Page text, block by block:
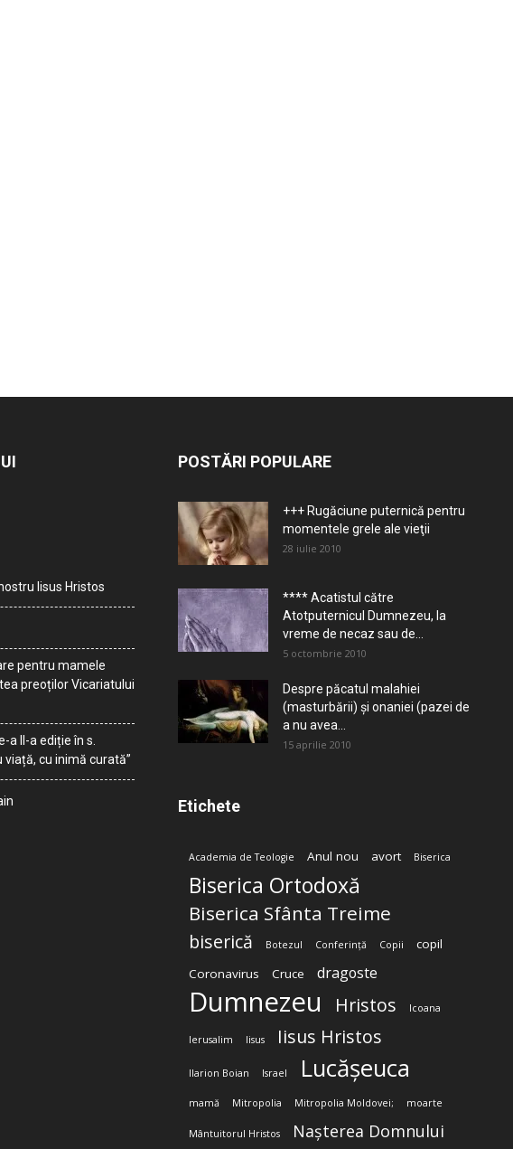
Iisus Hristos
pentru mamele
preoților Vicariatului
a II-a ediție în s.
viață, cu inimă curată”
POSTĂRI POPULARE
+++ Rugăciune puternică pentru
momentele grele ale vieţii
28 iulie 2010
**** Acatistul către
Atotputernicul Dumnezeu, la
vreme de necaz sau de...
5 octombrie 2010
Despre păcatul malahiei
(masturbării) şi onaniei (pazei de
a nu avea...
15 aprilie 2010
Etichete
Academia de Teologie Anul nou avort Biserica
Biserica Ortodoxă
Biserica Sfânta Treime
biserică Botezul Conferință Copii
copil
Coronavirus
Cruce dragoste
Dumnezeu Hristos Icoana
Ierusalim Iisus Iisus Hristos
Ilarion Boian Israel Lucășeuca
mamă Mitropolia Mitropolia Moldovei; moarte
Mântuitorul Hristos Nașterea Domnului